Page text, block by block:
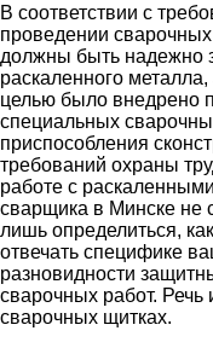
В соответствии с
проведении
должны быть надежно
раскаленного
целью было внедрено
специальных
приспособления
требований охраны
работе с
сварщика в Минске не
лишь определиться,
отвечать специфике
разновидности
сварочных работ. Речь
сварочных щитках.